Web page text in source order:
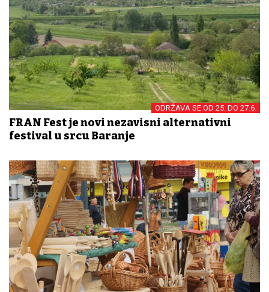
ODRŽAVA SE OD 25. DO 27.6.
FRAN Fest je novi nezavisni alternativni
festival u srcu Baranje